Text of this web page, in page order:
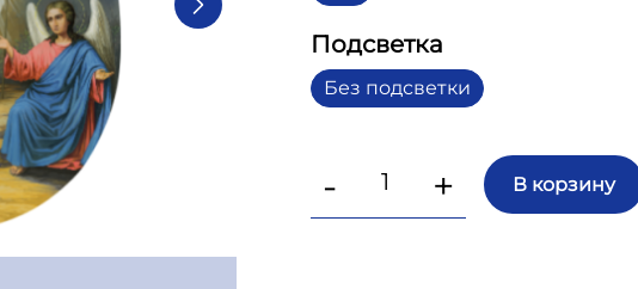
Подсветка
Без подсветки
- + В корзину